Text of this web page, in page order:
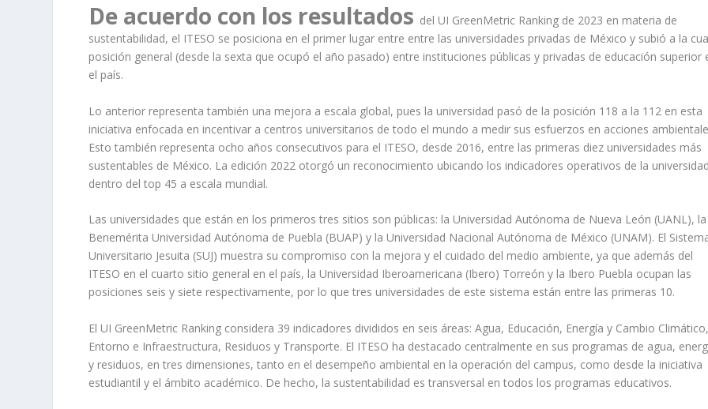
De acuerdo con los resultados del UI GreenMetric Ranking de 2023 en materia de
sustentabilidad, el ITESO se posiciona en el primer lugar entre entre las universidades privadas de México y subió a la
posición general (desde la sexta que ocupó el año pasado) entre instituciones públicas y privadas de educación superior
el país.
Lo anterior representa también una mejora a escala global, pues la universidad pasó de la posición 118 a la 112 en esta
iniciativa enfocada en incentivar a centros universitarios de todo el mundo a medir sus esfuerzos en acciones
Esto también representa ocho años consecutivos para el ITESO, desde 2016, entre las primeras diez universidades más
sustentables de México. La edición 2022 otorgó un reconocimiento ubicando los indicadores operativos de la universidad
dentro del top 45 a escala mundial.
Las universidades que están en los primeros tres sitios son públicas: la Universidad Autónoma de Nueva León (UANL), la
Benemérita Universidad Autónoma de Puebla (BUAP) y la Universidad Nacional Autónoma de México (UNAM). El
Universitario Jesuita (SUJ) muestra su compromiso con la mejora y el cuidado del medio ambiente, ya que además del
ITESO en el cuarto sitio general en el país, la Universidad Iberoamericana (Ibero) Torreón y la Ibero Puebla ocupan las
posiciones seis y siete respectivamente, por lo que tres universidades de este sistema están entre las primeras 10.
El UI GreenMetric Ranking considera 39 indicadores divididos en seis áreas: Agua, Educación, Energía y Cambio Climático,
Entorno e Infraestructura, Residuos y Transporte. El ITESO ha destacado centralmente en sus programas de agua,
y residuos, en tres dimensiones, tanto en el desempeño ambiental en la operación del campus, como desde la iniciativa
estudiantil y el ámbito académico. De hecho, la sustentabilidad es transversal en todos los programas educativos.